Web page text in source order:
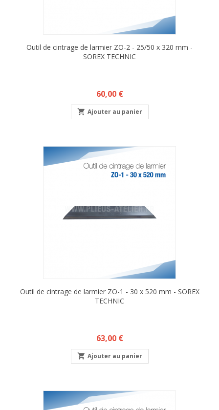
Outil de cintrage de larmier ZO-2 - 25/50 x 320 mm -
SOREX TECHNIC
Prix
60,00 €
 Ajouter au panier
Outil de cintrage de larmier ZO-1 - 30 x 520 mm - SOREX
TECHNIC
Prix
63,00 €
 Ajouter au panier